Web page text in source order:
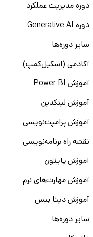
دوره مدیریت عملکرد
دوره Generative AI
سایر دوره‌ها
آکادمی (اسکیل‌کمپ)
آموزش Power BI
آموزش لینکدین
آموزش پرامپت‌نویسی
نقشه راه برنامه‌نویسی
آموزش پایتون
آموزش مهارت‌های نرم
آموزش دیتا بیس
سایر دوره‌ها